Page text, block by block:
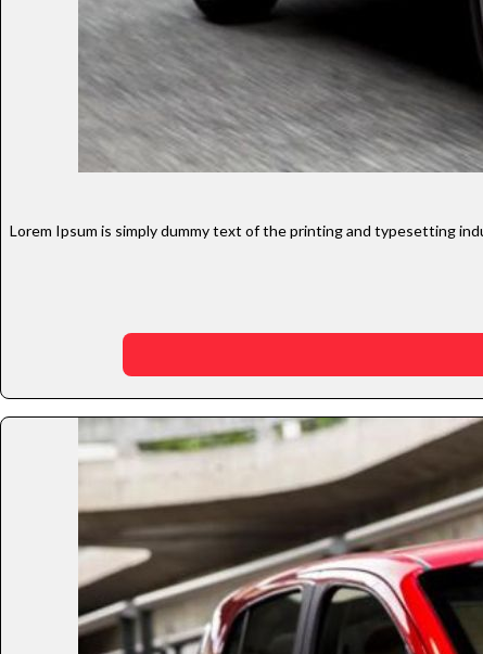
Para
Lorem Ipsum is simply dummy text of the printing and typesetting